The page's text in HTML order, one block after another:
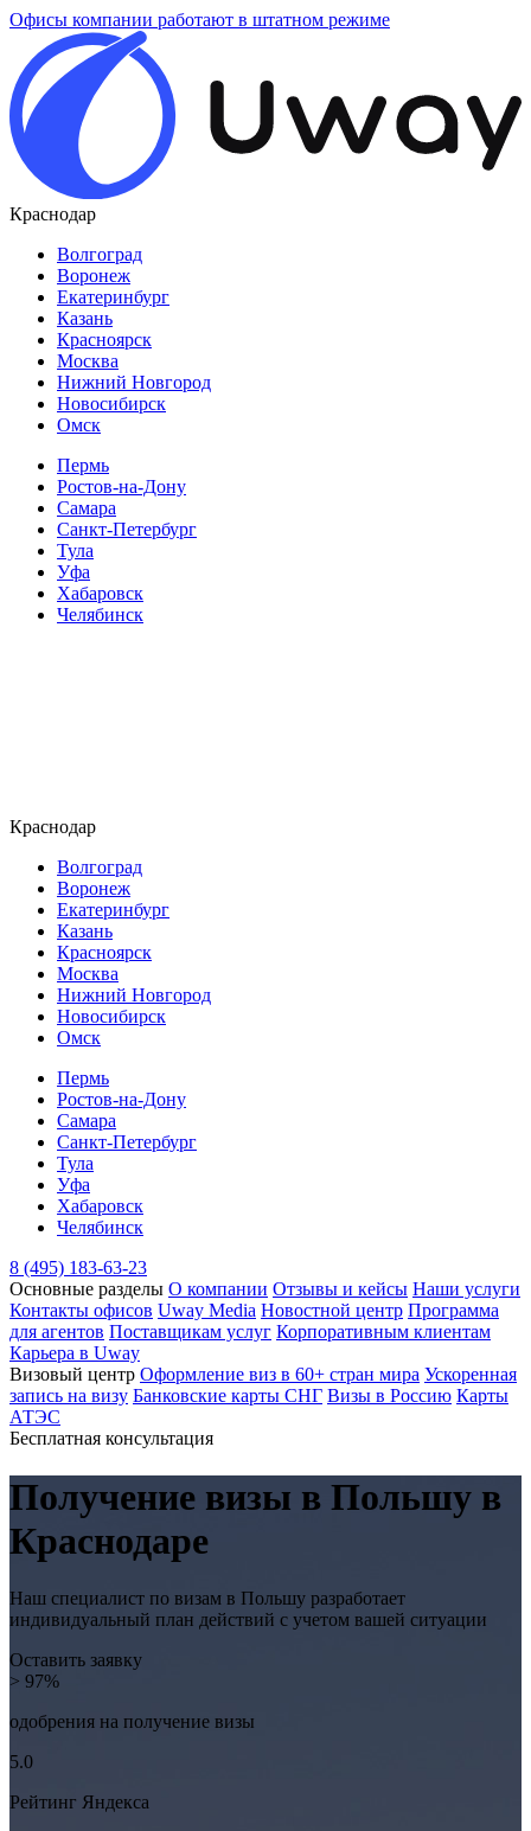
Офисы компании работают в штатном режиме
Краснодар
Волгоград
Воронеж
Екатеринбург
Казань
Красноярск
Москва
Нижний Новгород
Новосибирск
Омск
Пермь
Ростов-на-Дону
Самара
Санкт-Петербург
Тула
Уфа
Хабаровск
Челябинск
Краснодар
Волгоград
Воронеж
Екатеринбург
Казань
Красноярск
Москва
Нижний Новгород
Новосибирск
Омск
Пермь
Ростов-на-Дону
Самара
Санкт-Петербург
Тула
Уфа
Хабаровск
Челябинск
8 (495) 183-63-23
Основные разделы О компании Отзывы и кейсы Наши услуги
Контакты офисов Uway Media Новостной центр Программа
для агентов Поставщикам услуг Корпоративным клиентам
Карьера в Uway
Визовый центр Оформление виз в 60+ стран мира Ускоренная
запись на визу Банковские карты СНГ Визы в Россию Карты
АТЭС
Бесплатная консультация
Получение визы в Польшу в
Краснодаре
Наш специалист по визам в Польшу разработает
индивидуальный план действий с учетом вашей ситуации
Оставить заявку
> 97%
одобрения на получение визы
5.0
Рейтинг Яндекса